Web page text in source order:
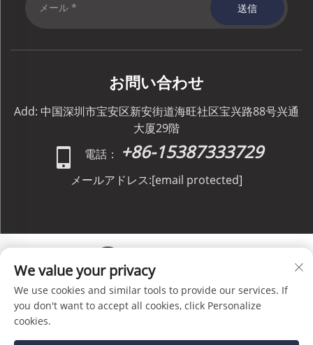
送信
お問い合わせ
Add: 中国深圳市宝安区新安街道海旺社区宝兴路88号兴通
大厦29階
電話：
+86-15387333729
メールアドレス:[email protected]
Copyright © C&C GLOBAL Logistics Co., Limited All
Rights Reserved -
We value your privacy
We use cookies and similar tools to provide our services. If
you don't want to accept all cookies, click Personalize
cookies.